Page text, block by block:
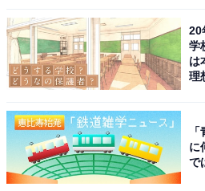
「何につけて食べるか盛り
代女性／奈良県）
「秋田のお土産って感じで、
から」（30代女性／神奈川県
20
学
は
理
に
で